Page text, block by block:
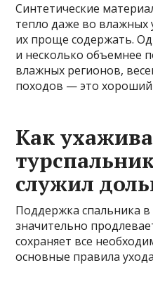
Синтетические
тепло даже во влажных
их проще содержать.
и несколько объемнее
влажных регионов,
походов — это
Как
служил
Поддержка спальника
значительно
сохраняет все
основные правила